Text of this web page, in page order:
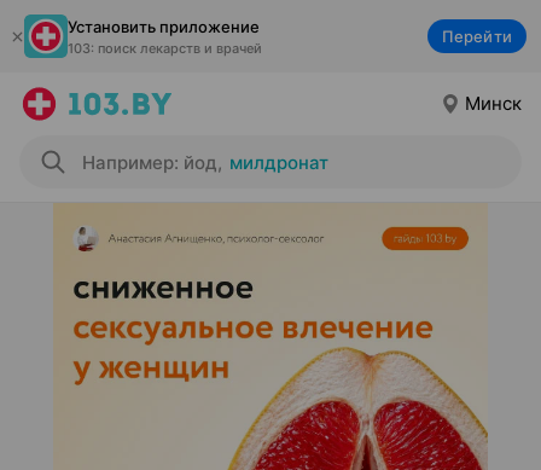
Установить приложение
103: поиск лекарств и врачей
Перейти
Минск
Например: йод, милдронат